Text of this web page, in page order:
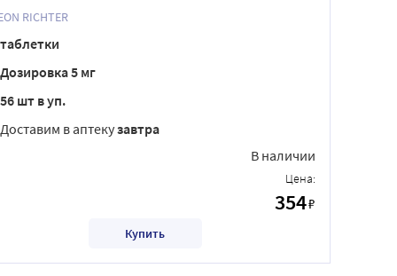
RICHTER
таблетки
Дозировка 5 мг
56 шт в уп.
Доставим в аптекузавтра
В наличии
Цена:
354₽
Купить